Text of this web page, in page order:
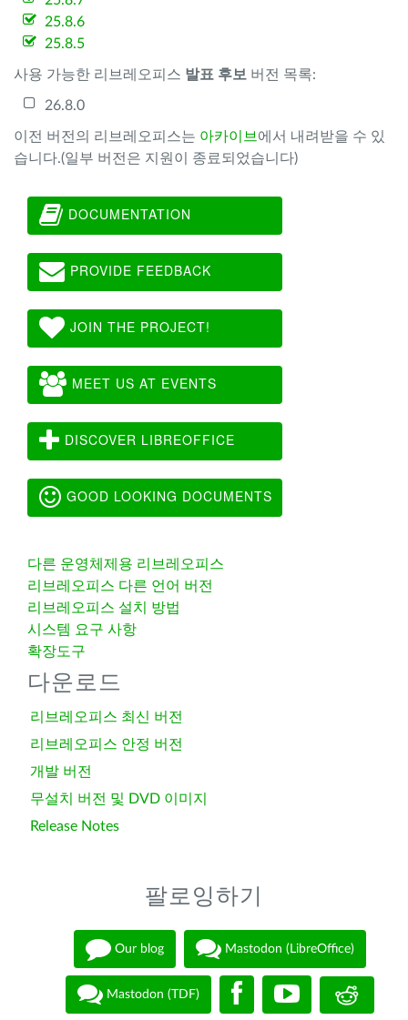
25.8.6
25.8.5
사용 가능한 리브레오피스 발표 후보 버전 목록:
26.8.0
이전 버전의 리브레오피스는 아카이브 에서 내려받을 수 있
습니다.(일부 버전은 지원이 종료되었습니다)
DOCUMENTATION
PROVIDE FEEDBACK
JOIN THE PROJECT!
MEET US AT EVENTS
DISCOVER LIBREOFFICE
GOOD LOOKING DOCUMENTS
다른 운영체제용 리브레오피스
리브레오피스 다른 언어 버전
리브레오피스 설치 방법
시스템 요구 사항
확장도구
다운로드
리브레오피스 최신 버전
리브레오피스 안정 버전
개발 버전
무설치 버전 및 DVD 이미지
Release Notes
팔로잉하기
Our blog Mastodon (LibreOffice)
Mastodon (TDF)